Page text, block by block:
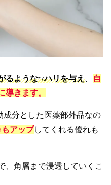
るような*7ハリを与え
自
導きます。
成分とした医薬部外品なの
もアップしてくれる優れも
、角層まで浸透していくこ